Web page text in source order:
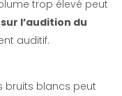
trop élevé peut
l’audition du
auditif.
bruits blancs peut